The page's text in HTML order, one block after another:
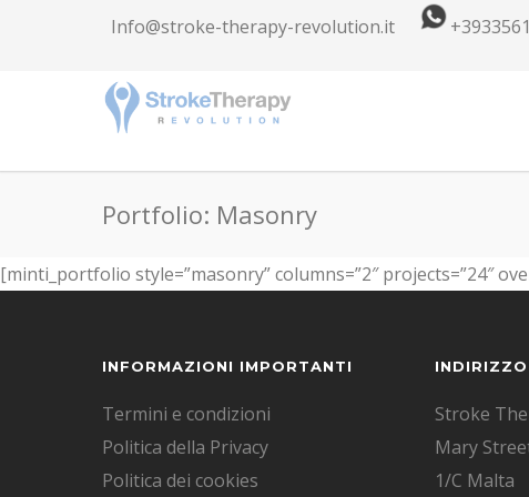
Info@stroke-therapy-revolution.it
Portfolio: Masonry
[minti_portfolio style=”masonry” columns=”2″ projects=”24″
INFORMAZIONI IMPORTANTI
Termini e condizioni
Politica della Privacy
Politica dei cookies
INDIRIZZO
Stroke
Mary
1/C Malta